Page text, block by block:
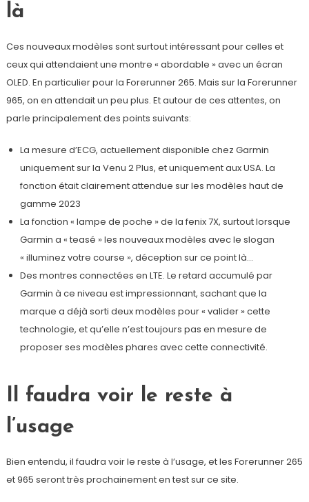
là
Ces nouveaux modèles sont surtout intéressant pour celles et
ceux qui attendaient une montre « abordable » avec un écran
OLED. En particulier pour la Forerunner 265. Mais sur la Forerunner
965, on en attendait un peu plus. Et autour de ces attentes, on
parle principalement des points suivants:
La mesure d’ECG, actuellement disponible chez Garmin
uniquement sur la Venu 2 Plus, et uniquement aux USA. La
fonction était clairement attendue sur les modèles haut de
gamme 2023
La fonction « lampe de poche » de la fenix 7X, surtout lorsque
Garmin a « teasé » les nouveaux modèles avec le slogan
« illuminez votre course », déception sur ce point là…
Des montres connectées en LTE. Le retard accumulé par
Garmin à ce niveau est impressionnant, sachant que la
marque a déjà sorti deux modèles pour « valider » cette
technologie, et qu’elle n’est toujours pas en mesure de
proposer ses modèles phares avec cette connectivité.
Il faudra voir le reste à
l’usage
Bien entendu, il faudra voir le reste à l’usage, et les Forerunner 265
et 965 seront très prochainement en test sur ce site.